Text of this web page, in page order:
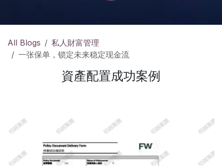
All Blogs
私人財富管理
一张保单，锁定未来稳定现金流
資產配置成功案例